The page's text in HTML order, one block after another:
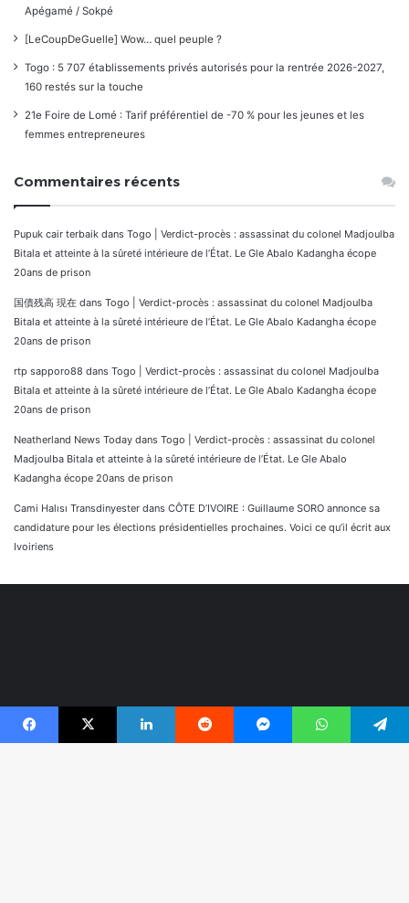
Apégamé / Sokpé
[LeCoupDeGuelle] Wow… quel peuple ?
Togo : 5 707 établissements privés autorisés pour la rentrée 2026-2027,
160 restés sur la touche
21e Foire de Lomé : Tarif préférentiel de -70 % pour les jeunes et les
femmes entrepreneures
Commentaires récents
Pupuk cair terbaik dans Togo | Verdict-procès : assassinat du colonel Madjoulba
Bitala et atteinte à la sûreté intérieure de l’État. Le Gle Abalo Kadangha écope
20ans de prison
国債残高 現在 dans Togo | Verdict-procès : assassinat du colonel Madjoulba
Bitala et atteinte à la sûreté intérieure de l’État. Le Gle Abalo Kadangha écope
20ans de prison
rtp sapporo88 dans Togo | Verdict-procès : assassinat du colonel Madjoulba
Bitala et atteinte à la sûreté intérieure de l’État. Le Gle Abalo Kadangha écope
20ans de prison
Neatherland News Today dans Togo | Verdict-procès : assassinat du colonel
Madjoulba Bitala et atteinte à la sûreté intérieure de l’État. Le Gle Abalo
Kadangha écope 20ans de prison
Cami Halısı Transdinyester dans CÔTE D’IVOIRE : Guillaume SORO annonce sa
candidature pour les élections présidentielles prochaines. Voici ce qu’il écrit aux
Ivoiriens
Facebook X Linkedin Reddit Messenger WhatsApp Telegram